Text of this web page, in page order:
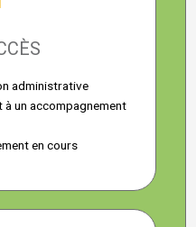
administrative
à un accompagnement
en cours